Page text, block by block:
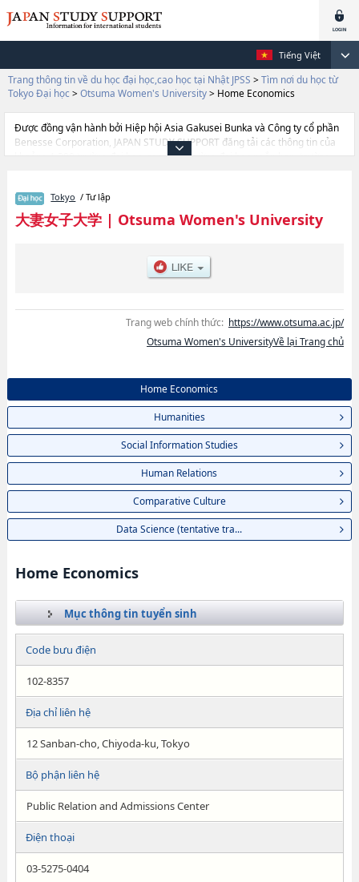
Tiếng Việt
Trang thông tin về du học đại học,cao học tại Nhật JPSS > Tìm nơi du học từ
Tokyo Đại học > Otsuma Women's University> Home Economics
Được đồng vận hành bởi Hiệp hội Asia Gakusei Bunka và Công ty cổ phần
Benesse Corporation, JAPAN STUDY SUPPORT đăng tải các thông tin của
khoảng 1.300 trường đại học, cao học, trường đại học ngắn hạn, trường
thông tin cần thiết dành cho du học sinh, như là về các Ngành Home
EconomicshoặcNgành HumanitieshoặcNgành Social Information
StudieshoặcNgành Human RelationshoặcNgành Comparative
ngành học, thông tin liên quan đến thi tuyển như số lượng tuyển sinh, số
lượng trúng tuyển, cở sở trang thiết bị, hướng dẫn địa điểm v.v...
Tokyo / Tư lập
大妻女子大学| Otsuma Women's University
Trang web chính thức: https://www.otsuma.ac.jp/
Otsuma Women's UniversityVề lại Trang chủ
Home Economics
Humanities
Social Information Studies
Human Relations
Comparative Culture
Data Science (tentative tra...
Home Economics
Mục thông tin tuyển sinh
Code bưu điện
102-8357
Địa chỉ liên hệ
12 Sanban-cho, Chiyoda-ku, Tokyo
Bộ phận liên hệ
Public Relation and Admissions Center
Điện thoại
03-5275-0404